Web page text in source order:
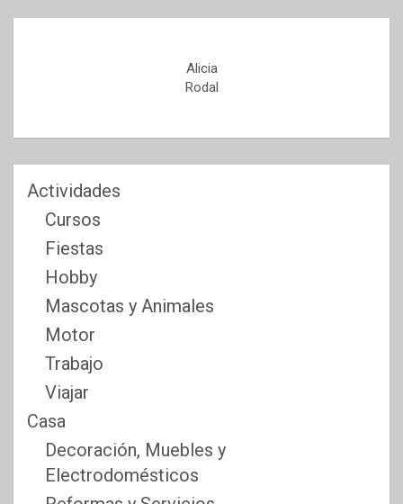
Alicia
Rodal
Actividades
Cursos
Fiestas
Hobby
Mascotas y Animales
Motor
Trabajo
Viajar
Casa
Decoración, Muebles y
Electrodomésticos